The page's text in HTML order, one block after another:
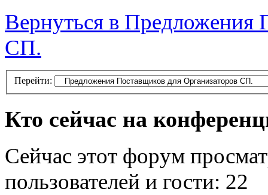
Вернуться в Предложения
СП.
Перейти:
Кто сейчас на
Сейчас этот форум
пользователей и гости: 22